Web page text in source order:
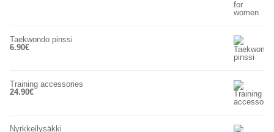
Taekwondo pinssi
6.90€
Training accessories
24.90€
Nyrkkeilysäkki